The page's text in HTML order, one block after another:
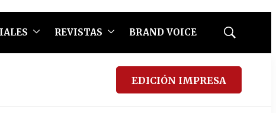
REVISTAS BRAND VOICE
Mostrar
EDICIÓN IMPRESA